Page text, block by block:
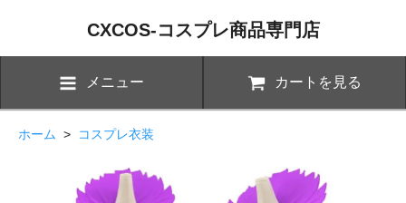
CXCOS-コスプレ商品専門店
メニュー カートを見る
ホーム > コスプレ衣装